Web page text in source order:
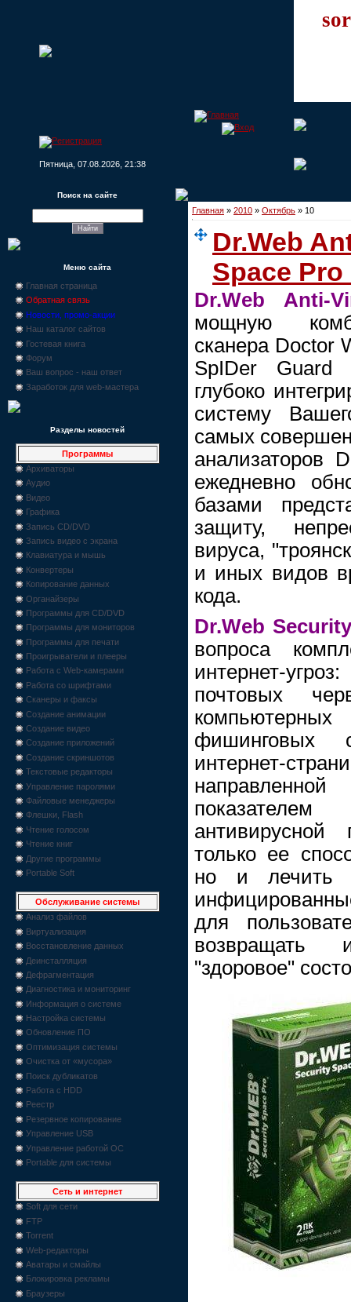
Пятница, 07.08.2026, 21:38
Поиск на сайте
Меню сайта
Главная страница
Обратная связь
Новости, промо-акции
Наш каталог сайтов
Гостевая книга
Форум
Ваш вопрос - наш ответ
Заработок для web-мастера
Разделы новостей
Программы
Архиваторы
Аудио
Видео
Графика
Запись CD/DVD
Запись видео с экрана
Клавиатура и мышь
Конвертеры
Копирование данных
Органайзеры
Программы для CD/DVD
Программы для мониторов
Программы для печати
Проигрыватели и плееры
Работа с Web-камерами
Работа со шрифтами
Сканеры и факсы
Создание анимации
Создание видео
Создание приложений
Создание скриншотов
Текстовые редакторы
Управление паролями
Файловые менеджеры
Флешки, Flash
Чтение голосом
Чтение книг
Другие программы
Portable Soft
Обслуживание системы
Анализ файлов
Виртуализация
Восстановление данных
Деинсталляция
Дефрагментация
Диагностика и мониторинг
Информация о системе
Настройка системы
Обновление ПО
Оптимизация системы
Очистка от «мусора»
Поиск дубликатов
Работа с HDD
Реестр
Резервное копирование
Управление USB
Управление работой ОС
Portable для системы
Сеть и интернет
Soft для сети
FTP
Torrent
Web-редакторы
Аватары и смайлы
Блокировка рекламы
Браузеры
Главная » 2010 » Октябрь » 10
Dr.Web
Space Pro
Dr.Web Anti-
мощную
сканера Doctor
SpIDer Guard
глубоко
систему
самых
анализаторов
ежедневно
базами
защиту,
вируса,
и иных видов
кода.
Dr.Web
вопроса
интернет-
почтовых
фишинговых
интернет-
только ее
но и лечить
для
возвращать
"здоровое"